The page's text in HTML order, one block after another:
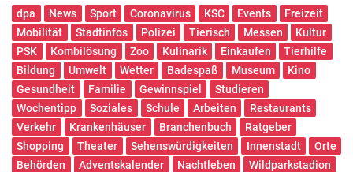
dpa News Sport Coronavirus KSC Events
Freizeit
Mobilität
Stadtinfos Polizei Tierisch Messen
Kultur
PSK
Kombilösung Zoo Kulinarik Einkaufen
Tierhilfe
Bildung
Umwelt Wetter Badespaß Museum
Kino
Gesundheit
Familie Gewinnspiel
Studieren
Wochentipp
Soziales Schule Arbeiten
Restaurants
Verkehr
Krankenhäuser Branchenbuch
Ratgeber
Shopping
Theater Sehenswürdigkeiten Innenstadt
Orte
Behörden
Adventskalender Nachtleben
Wildparkstadion